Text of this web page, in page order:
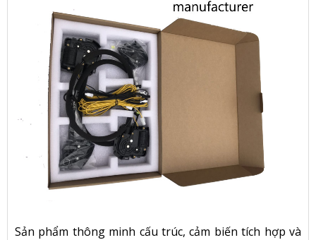
Sản phẩm thông minh cấu trúc, cảm biến tích hợp và